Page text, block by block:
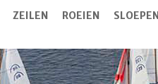
ZEILEN ROEIEN SLOEPEN